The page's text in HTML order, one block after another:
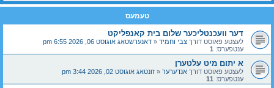
טעמעס
דער וועכנטליכער שלום בית קאנפליקט
לעצטע פאוסט דורך צבי וחמיד « דאנערשטאג אוגוסט 06, 2026 6:55 pm
ענטפערס: 1
א יתום מיט עלטערן
לעצטע פאוסט דורך אנדערער « זונטאג אוגוסט 02, 2026 3:44 pm
ענטפערס: 11